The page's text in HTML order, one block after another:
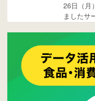
26日（月
ましたサ
ご覧くだ
2015/10/19
ウレコン
プ。詳細
2015/09/28
ウレコン